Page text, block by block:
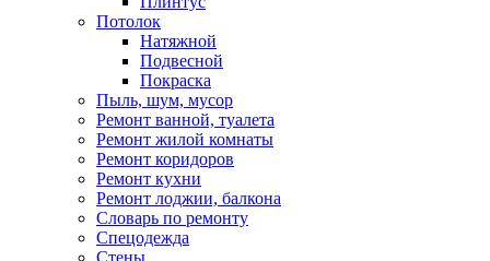
Потолок
Натяжной
Подвесной
Покраска
Пыль, шум, мусор
Ремонт ванной, туалета
Ремонт жилой комнаты
Ремонт коридоров
Ремонт кухни
Ремонт лоджии, балкона
Словарь по ремонту
Спецодежда
Стены